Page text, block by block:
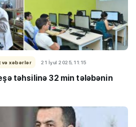
və xəbərlər 21 İyul 2025, 11:15
təhsilinə 32 min tələbənin